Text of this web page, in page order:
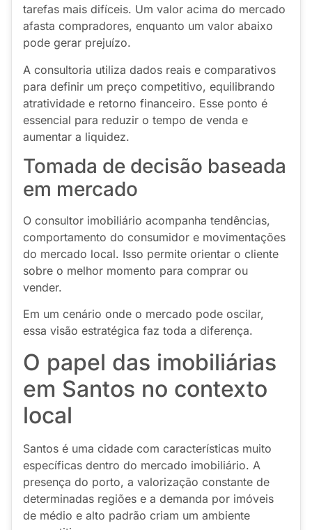
tarefas mais difíceis. Um valor acima do mercado
afasta compradores, enquanto um valor abaixo
pode gerar prejuízo.
A consultoria utiliza dados reais e comparativos
para definir um preço competitivo, equilibrando
atratividade e retorno financeiro. Esse ponto é
essencial para reduzir o tempo de venda e
aumentar a liquidez.
Tomada de decisão baseada
em mercado
O consultor imobiliário acompanha tendências,
comportamento do consumidor e movimentações
do mercado local. Isso permite orientar o cliente
sobre o melhor momento para comprar ou
vender.
Em um cenário onde o mercado pode oscilar,
essa visão estratégica faz toda a diferença.
O papel das imobiliárias
em Santos no contexto
local
Santos é uma cidade com características muito
específicas dentro do mercado imobiliário. A
presença do porto, a valorização constante de
determinadas regiões e a demanda por imóveis
de médio e alto padrão criam um ambiente